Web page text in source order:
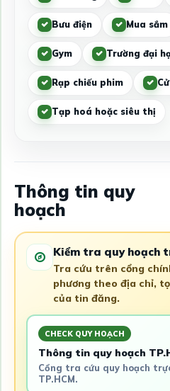
Bưu điện Mua sắm
Gym Trường đại
Rạp chiếu phim
Tạp hoá hoặc siêu thị
Thông tin quy
hoạch
Kiểm tra quy hoạch
Tra cứu trên cổng
phương theo địa chỉ,
của tin đăng.
CHECK QUY HOẠCH
Thông tin quy hoạch
Cổng tra cứu quy hoạch
TP.HCM.